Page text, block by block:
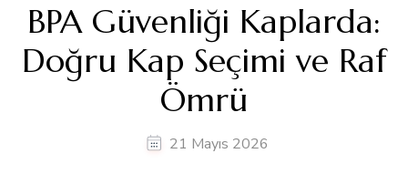
BPA Güvenliği Kaplarda:
Doğru Kap Seçimi ve Raf
Ömrü
21 Mayıs 2026